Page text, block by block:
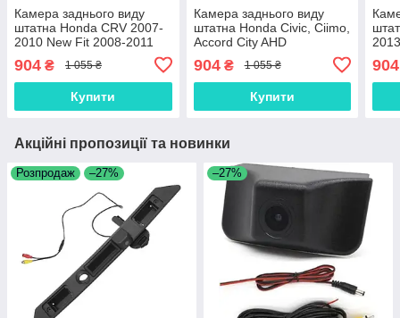
Камера заднього виду
штатна Honda CRV 2007-
2010 New Fit 2008-2011
904 ₴ 1 055 ₴
Купити
Камера заднього виду
штатна Honda Civic, Ciimo,
Accord City AHD
904₴ 1 055 ₴
Купити
904
Акційні пропозиції та новинки
Розпродаж –27% –27%